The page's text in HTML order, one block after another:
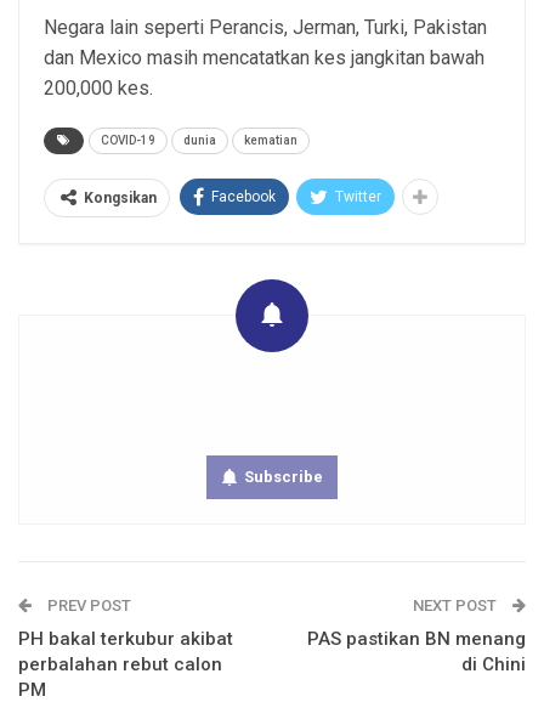
Negara lain seperti Perancis, Jerman, Turki, Pakistan
dan Mexico masih mencatatkan kes jangkitan bawah
200,000 kes.
COVID-19 dunia kematian
Kongsikan Facebook Twitter
Subscribe
PREV POST
PH bakal terkubur akibat
perbalahan rebut calon
PM
NEXT POST
PAS pastikan BN menang
di Chini